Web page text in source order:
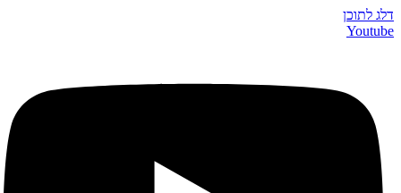
דלג לתוכן
Youtube